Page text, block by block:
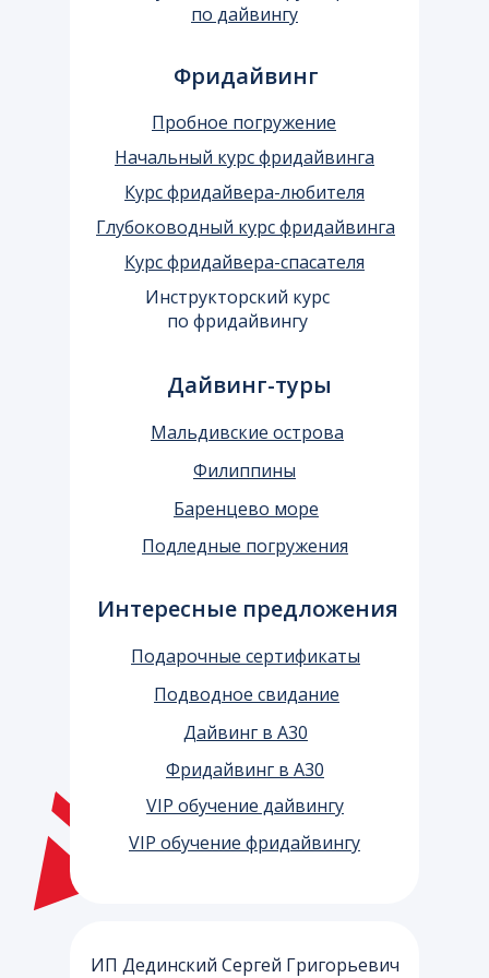
только тем, кто стремится к
фридайвинг на этом этапе
осознанности — помогает снять
напряжение, развить
концентрацию и обрести
внутреннюю гармонию через
взаимодействие с водной
стихией.
ИП Дединский Сергей Григорьевич
Инструкторский курс
по фридайвингу
Курс фридайвера-спасателя
Глубоководный курс фридайвинга
Курс фридайвера-любителя
Начальный курс фридайвинга
Пробное погружение
Фридайвинг
VIP обучение дайвингу
Фридайвинг в А30
Дайвинг в А30
Подводное свидание
VIP обучение фридайвингу
Подарочные сертификаты
Интересные предложения
Подледные погружения
Баренцево море
Филиппины
Мальдивские острова
Дайвинг-туры
по дайвингу